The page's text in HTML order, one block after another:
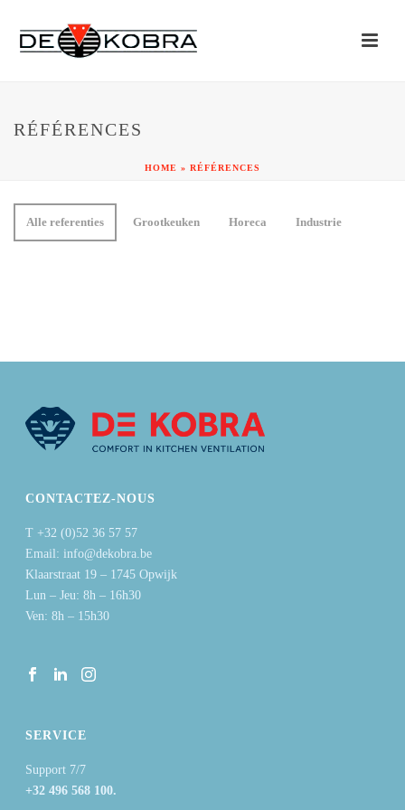
RÉFÉRENCES
HOME » RÉFÉRENCES
Alle referenties Grootkeuken Horeca Industrie
CONTACTEZ-NOUS
T +32 (0)52 36 57 57
Email: info@dekobra.be
Klaarstraat 19 – 1745 Opwijk
Lun – Jeu: 8h – 16h30
Ven: 8h – 15h30
SERVICE
Support 7/7
+32 496 568 100.